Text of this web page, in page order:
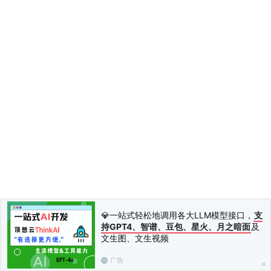
💎一站式轻松地调用各大LLM模型接口， 支
持GPT4、智谱、豆包、星火、月之暗面及
文生图、文生视频
广告